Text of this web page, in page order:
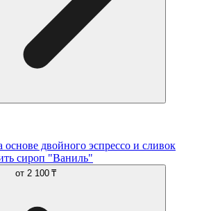
двойного эспрессо и сливок
сироп "Ваниль"
от 2 100 ₸